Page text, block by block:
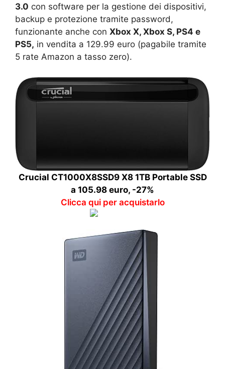
3.0 con software per la gestione dei dispositivi,
backup e protezione tramite password,
funzionante anche con Xbox X, Xbox S, PS4 e
PS5, in vendita a 129.99 euro (pagabile tramite
5 rate Amazon a tasso zero).
Crucial CT1000X8SSD9 X8 1TB Portable SSD
a 105.98 euro, -27%
Clicca qui per acquistarlo